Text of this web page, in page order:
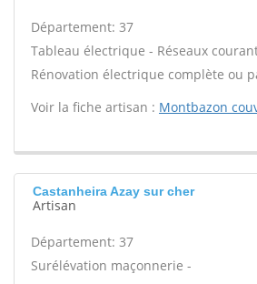
Département: 37
Tableau électrique - Réseaux
Rénovation électrique complète ou
Voir la fiche artisan : Montbazon
Castanheira Azay sur cher
Artisan
Département: 37
Surélévation maçonnerie -